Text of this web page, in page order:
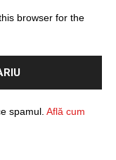
browser for the
spamul. Află cum